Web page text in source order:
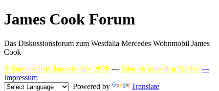
James Cook Forum
Das Diskussionsforum zum Westfalia Mercedes Wohnmobil James
Cook
Teilnehmerliste Jahrestreffen 2026 --- Infos zu aktuellen Treffen ---
Impressum
Powered by
Translate